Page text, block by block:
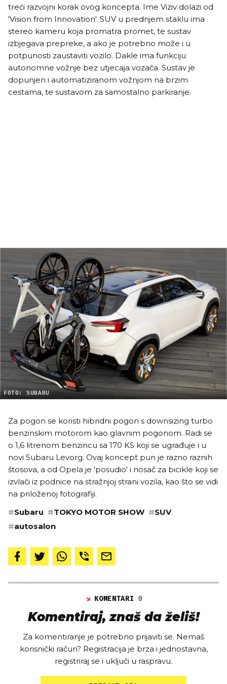
treći razvojni korak ovog koncepta. Ime Viziv dolazi od
'Vision from Innovation'. SUV u prednjem staklu ima
stereo kameru koja promatra promet, te sustav
izbjegava prepreke, a ako je potrebno može i u
potpunosti zaustaviti vozilo. Dakle ima funkciju
autonomne vožnje bez utjecaja vozača. Sustav je
dopunjen i automatiziranom vožnjom na brzim
cestama, te sustavom za samostalno parkiranje.
FOTO: SUBARU
Za pogon se koristi hibridni pogon s downsizing turbo
benzinskim motorom kao glavnim pogonom. Radi se
o 1,6 litrenom benzincu sa 170 KS koji se ugrađuje i u
novi Subaru Levorg. Ovaj koncept pun je razno raznih
štosova, a od Opela je 'posudio' i nosač za bicikle koji se
izvlači iz podnice na stražnjoj strani vozila, kao što se vidi
na priloženoj fotografiji.
#Subaru #TOKYO MOTOR SHOW #SUV
#autosalon
KOMENTARI0
Komentiraj, znaš da želiš!
Za komentiranje je potrebno prijaviti se. Nemaš
korisnički račun? Registracija je brza i jednostavna,
registriraj se i uključi u raspravu.